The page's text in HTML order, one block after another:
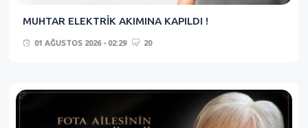
MUHTAR ELEKTRİK AKIMINA KAPILDI !
01 AĞUSTOS 2026 - 02:29 20